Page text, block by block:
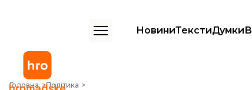
НовиниТекстиДумки
Головна Політика
Уряд схвалив угоду про фінансування судового переслідування